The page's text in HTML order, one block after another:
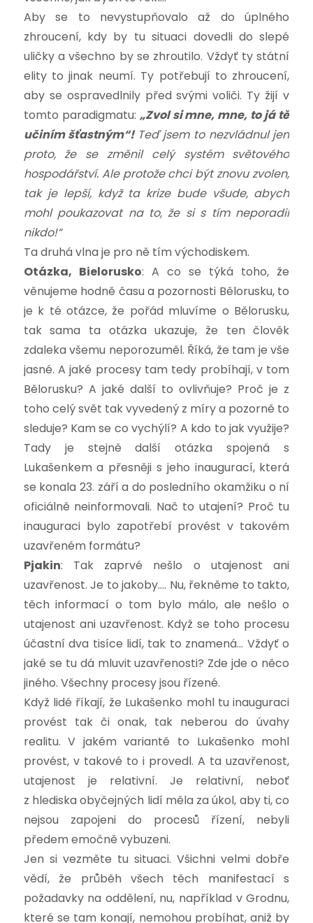
Aby se to nevystupňovalo až do úplného
zhroucení, kdy by tu situaci dovedli do slepé
uličky a všechno by se zhroutilo. Vždyť ty státní
elity to jinak neumí. Ty potřebují to zhroucení,
aby se ospravedlnily před svými voliči. Ty žijí v
tomto paradigmatu: „Zvol si mne, mne, to já tě
učiním šťastným“! Teď jsem to nezvládnul jen
proto, že se změnil celý systém světového
hospodářství. Ale protože chci být znovu zvolen,
tak je lepší, když ta krize bude všude, abych
mohl poukazovat na to, že si s tím neporadil
nikdo!“
Ta druhá vlna je pro ně tím východiskem.
Otázka, Bielorusko: A co se týká toho, že
věnujeme hodně času a pozornosti Bělorusku, to
je k té otázce, že pořád mluvíme o Bělorusku,
tak sama ta otázka ukazuje, že ten člověk
zdaleka všemu neporozuměl. Říká, že tam je vše
jasné. A jaké procesy tam tedy probíhají, v tom
Bělorusku? A jaké další to ovlivňuje? Proč je z
toho celý svět tak vyvedený z míry a pozorně to
sleduje? Kam se co vychýlí? A kdo to jak využije?
Tady je stejně další otázka spojená s
Lukašenkem a přesněji s jeho inaugurací, která
se konala 23. září a do posledního okamžiku o ní
oficiálně neinformovali. Nač to utajení? Proč tu
inauguraci bylo zapotřebí provést v takovém
uzavřeném formátu?
Pjakin: Tak zaprvé nešlo o utajenost ani
uzavřenost. Je to jakoby…. Nu, řekněme to takto,
těch informací o tom bylo málo, ale nešlo o
utajenost ani uzavřenost. Když se toho procesu
účastní dva tisíce lidí, tak to znamená… Vždyť o
jaké se tu dá mluvit uzavřenosti? Zde jde o něco
jiného. Všechny procesy jsou řízené.
Když lidé říkají, že Lukašenko mohl tu inauguraci
provést tak či onak, tak neberou do úvahy
realitu. V jakém variantě to Lukašenko mohl
provést, v takové to i provedl. A ta uzavřenost,
utajenost je relativní. Je relativní, neboť
z hlediska obyčejných lidí měla za úkol, aby ti, co
nejsou zapojeni do procesů řízení, nebyli
předem emočně vybuzeni.
Jen si vezměte tu situaci. Všichni velmi dobře
vědí, že průběh všech těch manifestací s
požadavky na oddělení, nu, například v Grodnu,
které se tam konají, nemohou probíhat, aniž by